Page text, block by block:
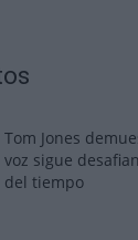
Tom Jones
voz sigue
del tiempo